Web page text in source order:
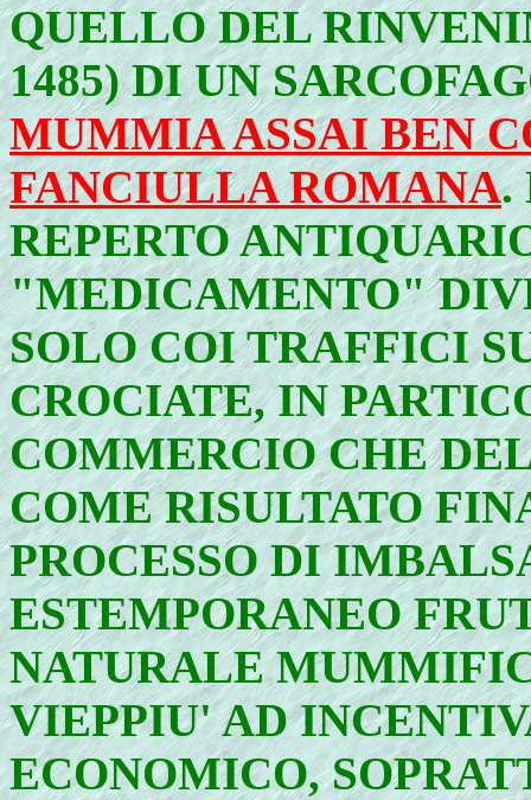
QUELLO DEL
1485) DI UN
MUMMIA ASSAI BEN
FANCIULLA ROMANA.
REPERTO
"MEDICAMENTO"
SOLO COI TRAFFICI
CROCIATE, IN
COMMERCIO CHE
COME RISULTATO
PROCESSO DI
ESTEMPORANEO
NATURALE
VIEPPIU' AD
ECONOMICO,